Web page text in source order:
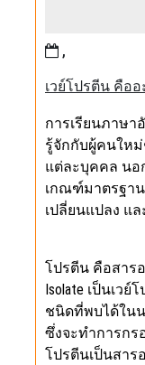
,
เวย์โปรตีน คืออ
การเรียนภาษา
รู้จักกับผู้คนให
แต่ละบุคคล นอ
เกณฑ์มาตรฐาน
เปลี่ยนแปลง แ
โปรตีน คือสาร
Isolate เป็นเว
ชนิดที่พบได้ในน
ซึ่งจะทำการกร
โปรตีนเป็นสาร